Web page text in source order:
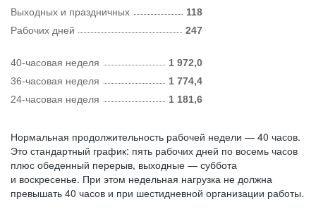
Рабочих дней 247
Выходных и праздничных 118
40-часовая неделя
1 972,0
36-часовая неделя
1 774,4
24-часовая неделя
1 181,6
Нормальная продолжительность рабочей недели — 40 часов.
Это стандартный график: пять рабочих дней по восемь часов
плюс обеденный перерыв, выходные — суббота
и воскресенье. При этом недельная нагрузка не должна
превышать 40 часов и при шестидневной организации работы.